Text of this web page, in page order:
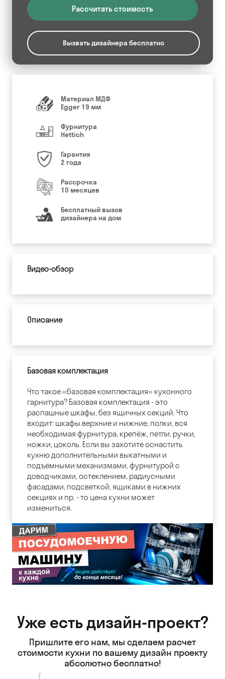
Рассчитать стоимость
Вызвать дизайнера бесплатно
Материал МДФ
Egger 19 мм
Фурнитура
Hettich
Гарантия
2 года
Рассрочка
10 месяцев
Бесплатный вызов
дизайнера на дом
Видео-обзор
Описание
Базовая комплектация
Что такое «базовая комплектация» кухонного
гарнитура? Базовая комплектация - это
распашные шкафы, без ящичных секций. Что
входит: шкафы верхние и нижние, полки, вся
необходимая фурнитура, крепёж, петли, ручки,
ножки, цоколь. Если вы захотите оснастить
кухню дополнительными выкатными и
подъёмными механизмами, фурнитурой с
доводчиками, остеклением, радиусными
фасадами, подсветкой, ящиками в нижних
секциях и пр. - то цена кухни может
измениться.
Уже есть дизайн-проект?
Пришлите его нам, мы сделаем расчет
стоимости кухни по вашему дизайн проекту
абсолютно бесплатно!